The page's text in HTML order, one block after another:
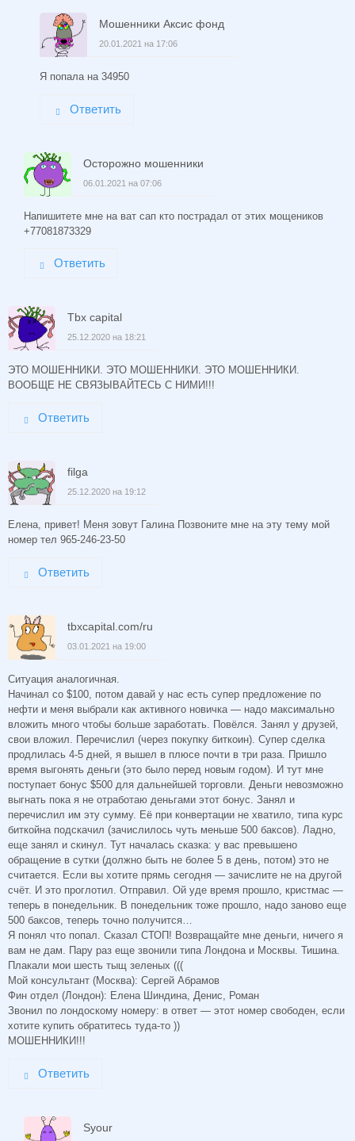
Мошенники Аксис фонд
20.01.2021 на 17:06
Я попала на 34950
Ответить
Осторожно мошенники
06.01.2021 на 07:06
Напишитете мне на ват сап кто пострадал от этих мощеников
+77081873329
Ответить
Tbx capital
25.12.2020 на 18:21
ЭТО МОШЕННИКИ. ЭТО МОШЕННИКИ. ЭТО МОШЕННИКИ.
ВООБЩЕ НЕ СВЯЗЫВАЙТЕСЬ С НИМИ!!!
Ответить
filga
25.12.2020 на 19:12
Елена, привет! Меня зовут Галина Позвоните мне на эту тему мой
номер тел 965-246-23-50
Ответить
tbxcapital.com/ru
03.01.2021 на 19:00
Ситуация аналогичная.
Начинал со $100, потом давай у нас есть супер предложение по
нефти и меня выбрали как активного новичка — надо максимально
вложить много чтобы больше заработать. Повёлся. Занял у друзей,
свои вложил. Перечислил (через покупку биткоин). Супер сделка
продлилась 4-5 дней, я вышел в плюсе почти в три раза. Пришло
время выгонять деньги (это было перед новым годом). И тут мне
поступает бонус $500 для дальнейшей торговли. Деньги невозможно
выгнать пока я не отработаю деньгами этот бонус. Занял и
перечислил им эту сумму. Её при конвертации не хватило, типа курс
биткойна подскачил (зачислилось чуть меньше 500 баксов). Ладно,
еще занял и скинул. Тут началась сказка: у вас превышено
обращение в сутки (должно быть не более 5 в день, потом) это не
считается. Если вы хотите прямь сегодня — зачислите не на другой
счёт. И это проглотил. Отправил. Ой уде время прошло, кристмас —
теперь в понедельник. В понедельник тоже прошло, надо заново еще
500 баксов, теперь точно получится…
Я понял что попал. Сказал СТОП! Возвращайте мне деньги, ничего я
вам не дам. Пару раз еще звонили типа Лондона и Москвы. Тишина.
Плакали мои шесть тыщ зеленых (((
Мой консультант (Москва): Сергей Абрамов
Фин отдел (Лондон): Елена Шиндина, Денис, Роман
Звонил по лондоскому номеру: в ответ — этот номер свободен, если
хотите купить обратитесь туда-то ))
МОШЕННИКИ!!!
Ответить
Syour